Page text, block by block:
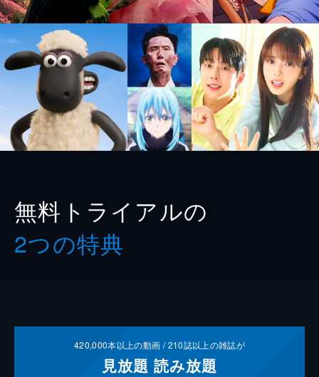
無料トライアルの
2つの特典
420,000本以上の動画 /210誌以上の雑誌が
見放題 読み放題